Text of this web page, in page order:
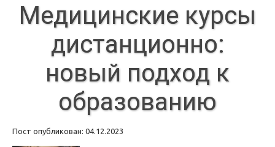
Медицинские курсы
дистанционно:
новый подход к
образованию
Пост опубликован: 04.12.2023